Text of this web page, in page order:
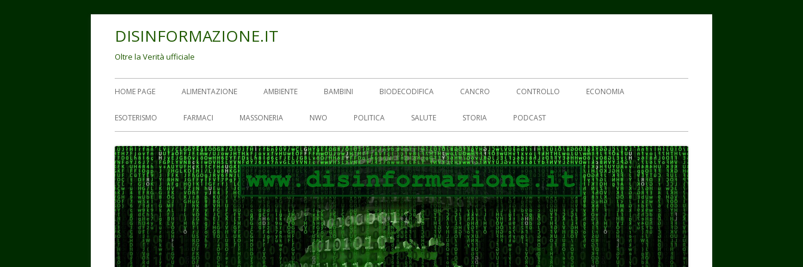
DISINFORMAZIONE.IT
Oltre la Verità ufficiale
Menu
principale
HOME PAGE ALIMENTAZIONE AMBIENTE BAMBINI BIODECODIFICA CANCRO CONTROLLO ECONOMIA
ESOTERISMO FARMACI MASSONERIA NWO POLITICA SALUTE STORIA PODCAST